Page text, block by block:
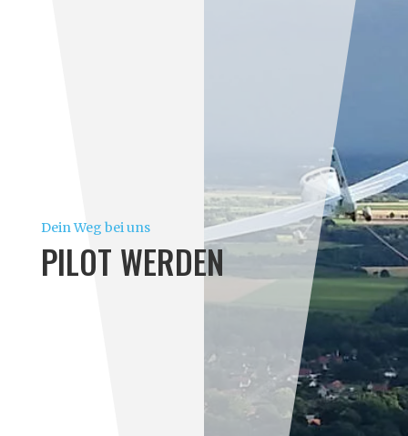
Dein Weg bei uns
PILOT WERDEN